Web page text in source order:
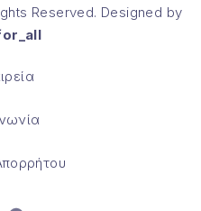
Reserved. Designed by